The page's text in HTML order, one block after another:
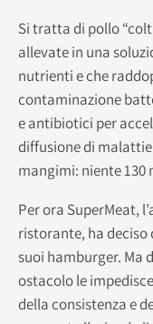
Si tratta di pollo
allevate in una
nutrienti e che
contaminazione
e antibiotici per
diffusione di
mangimi: niente
Per ora SuperMeat,
ristorante, ha deciso
suoi hamburger. Ma
ostacolo le
della consistenza e